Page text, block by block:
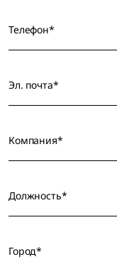
Телефон*
Эл. почта*
Компания*
Должность*
Город*